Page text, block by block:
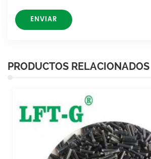
PRODUCTOS RELACIONADOS